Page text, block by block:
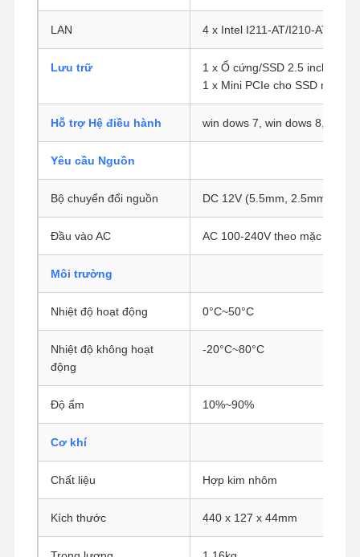
Kiểm Soát
Chất Lượng
Liên Hệ
Nói Chuyện
Tường lửa Mini PC
Máy tính mini công nghiệp
Máy tính mini POE
NAS Mini PC
Celeron Mini PC
Core Mini PC
Máy tính mini văn phòng
LAN 4 x Intel I211-AT/I210-AT
Lưu trữ
1 x Ổ cứng/SSD 2.5 inch
1 x Mini PCIe cho SSD mSATA
Hỗ trợ Hệ điều hành win dows 7, win dows 8, win
Yêu cầu Nguồn
Bộ chuyển đổi nguồn DC 12V (5.5mm, 2.5mm)
Đầu vào AC AC 100-240V theo mặc định
Môi trường
Nhiệt độ hoạt động 0°C~50°C
Nhiệt độ không hoạt
động
-20°C~80°C
Độ ẩm 10%~90%
Cơ khí
Chất liệu Hợp kim nhôm
Kích thước 440 x 127 x 44mm